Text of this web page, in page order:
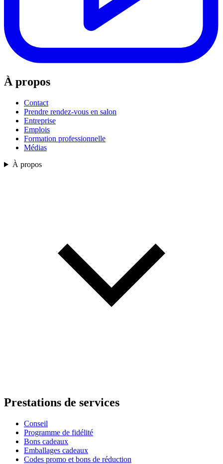
À propos
Contact
Prendre rendez-vous en salon
Entreprise
Emplois
Formation professionnelle
Médias
À propos
Prestations de services
Conseil
Programme de fidélité
Bons cadeaux
Emballages cadeaux
Codes promo et bons de réduction